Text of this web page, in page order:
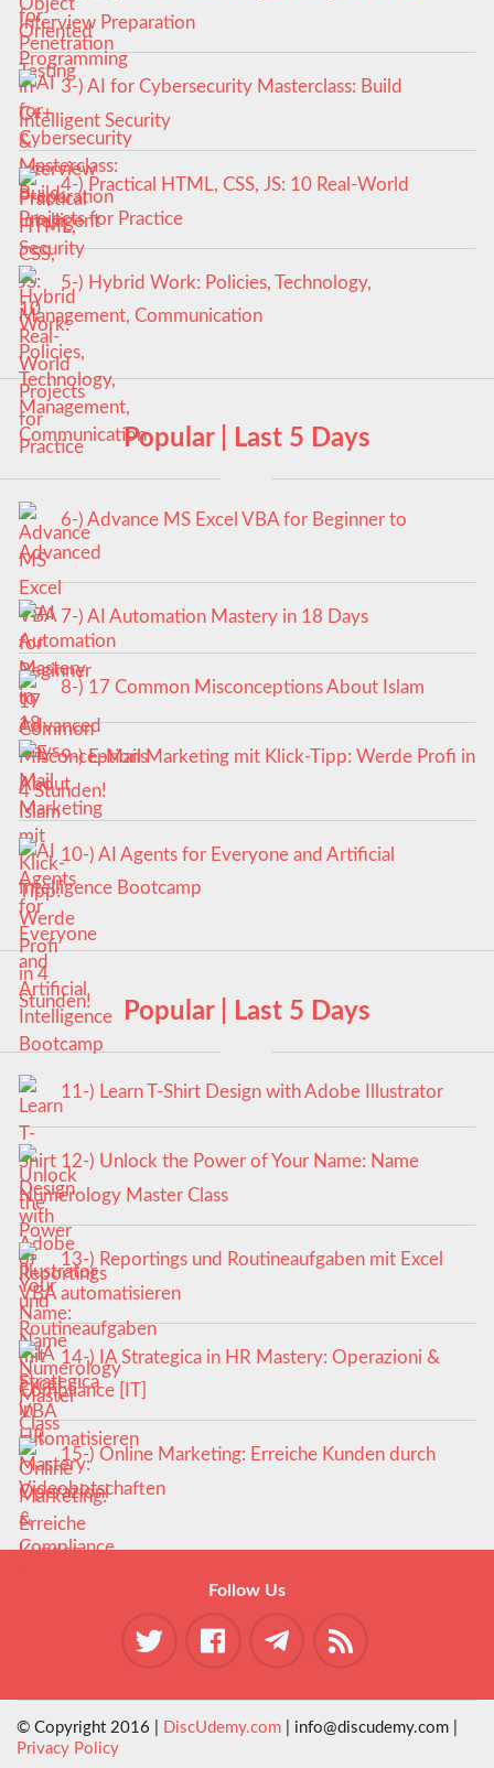
Interview Preparation
3-) AI for Cybersecurity Masterclass: Build
Intelligent Security
4-) Practical HTML, CSS, JS: 10 Real-World
Projects for Practice
5-) Hybrid Work: Policies, Technology,
Management, Communication
Popular | Last 5 Days
6-) Advance MS Excel VBA for Beginner to
Advanced
7-) AI Automation Mastery in 18 Days
8-) 17 Common Misconceptions About Islam
9-) E-Mail Marketing mit Klick-Tipp: Werde Profi in
4 Stunden!
10-) AI Agents for Everyone and Artificial
Intelligence Bootcamp
Popular | Last 5 Days
11-) Learn T-Shirt Design with Adobe Illustrator
12-) Unlock the Power of Your Name: Name
Numerology Master Class
13-) Reportings und Routineaufgaben mit Excel
VBA automatisieren
14-) IA Strategica in HR Mastery: Operazioni &
Compliance [IT]
15-) Online Marketing: Erreiche Kunden durch
Videobotschaften
Follow Us
© Copyright 2016 | DiscUdemy.com | info@discudemy.com |
Privacy Policy